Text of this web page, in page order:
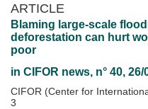
ARTICLE
Blaming large-scale
deforestation can hurt
poor
in CIFOR news, n° 40,
CIFOR (Center for
3